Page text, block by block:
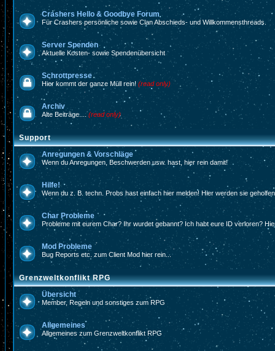
Crashers Hello & Goodbye Forum
Für Crashers persönliche sowie Clan Abschieds- und Willkommensthreads.
Server Spenden
Aktuelle Kosten- sowie Spendenübersicht
Schrottpresse
Hier kommt der ganze Müll rein! (read only)
Archiv
Alte Beiträge....(read only)
Support
Anregungen & Vorschläge
Wenn du Anregungen, Beschwerden usw. hast, hier rein damit!
Hilfe!
Wenn du z. B. techn. Probs hast einfach hier melden! Hier werden sie
Char Probleme
Probleme mit eurem Char? Ihr wurdet gebannt? Ich habt eure ID verloren?
Mod Probleme
Bug Reports etc. zum Client Mod hier rein...
Grenzweltkonflikt RPG
Übersicht
Member, Regeln und sonstiges zum RPG
Allgemeines
Allgemeines zum Grenzweltkonflikt RPG